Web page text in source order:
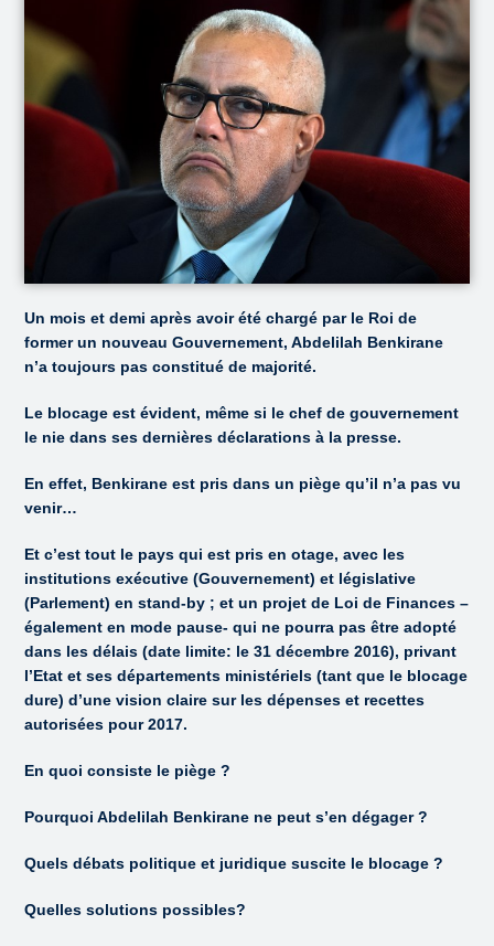
Un mois et demi après avoir été chargé par le Roi de
former un nouveau Gouvernement, Abdelilah Benkirane
n’a toujours pas constitué de majorité.
Le blocage est évident, même si le chef de gouvernement
le nie dans ses dernières déclarations à la presse.
En effet, Benkirane est pris dans un piège qu’il n’a pas vu
venir…
Et c’est tout le pays qui est pris en otage, avec les
institutions exécutive (Gouvernement) et législative
(Parlement) en stand-by ; et un projet de Loi de Finances –
également en mode pause- qui ne pourra pas être adopté
dans les délais (date limite: le 31 décembre 2016), privant
l’Etat et ses départements ministériels (tant que le blocage
dure) d’une vision claire sur les dépenses et recettes
autorisées pour 2017.
En quoi consiste le piège ?
Pourquoi Abdelilah Benkirane ne peut s’en dégager ?
Quels débats politique et juridique suscite le blocage ?
Quelles solutions possibles?